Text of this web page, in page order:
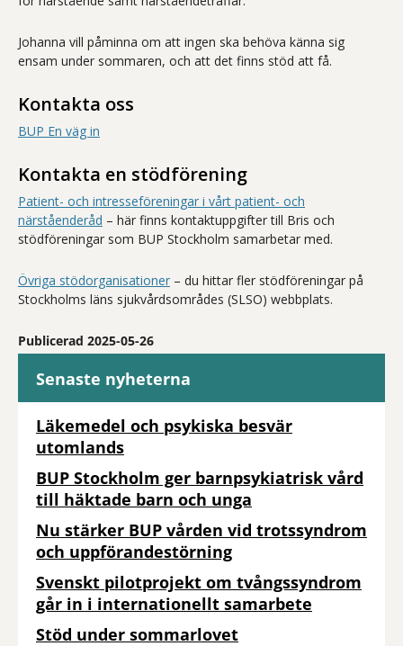
Johanna vill påminna om att ingen ska behöva känna sig
ensam under sommaren, och att det finns stöd att få.
Kontakta oss
BUP En väg in
Kontakta en stödförening
Patient- och intresseföreningar i vårt patient- och
närståenderåd – här finns kontaktuppgifter till Bris och
stödföreningar som BUP Stockholm samarbetar med.
Övriga stödorganisationer – du hittar fler stödföreningar på
Stockholms läns sjukvårdsområdes (SLSO) webbplats.
Publicerad 2025-05-26
Senaste nyheterna
Läkemedel och psykiska besvär
utomlands
BUP Stockholm ger barnpsykiatrisk vård
till häktade barn och unga
Nu stärker BUP vården vid trotssyndrom
och uppförandestörning
Svenskt pilotprojekt om tvångssyndrom
går in i internationellt samarbete
Stöd under sommarlovet